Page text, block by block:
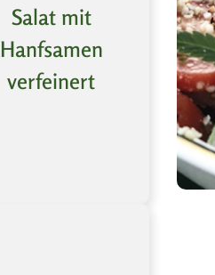
Salat mit
Hanfsamen
verfeinert